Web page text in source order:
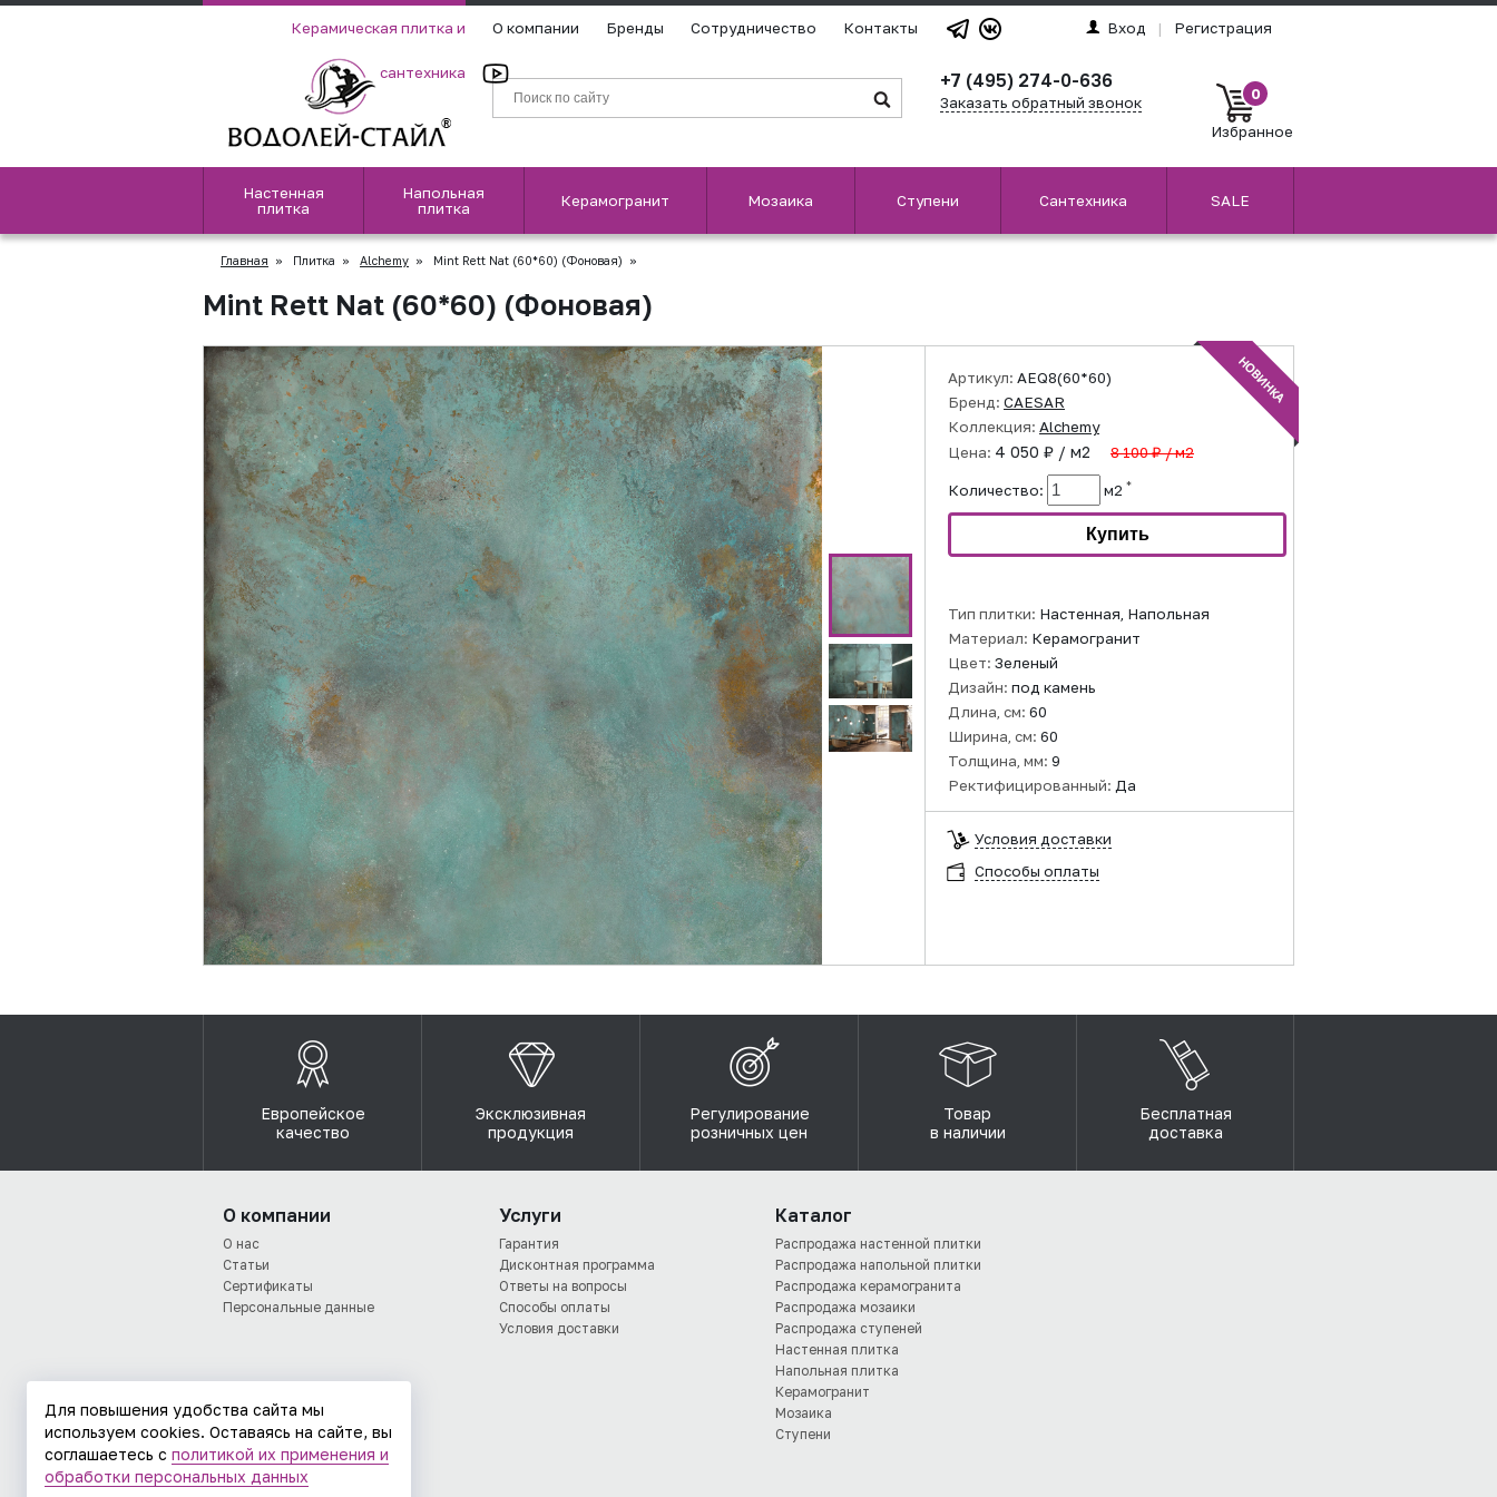
Керамическая плитка и
сантехника
О компании Бренды Сотрудничество Контакты Вход | Регистрация
+7 (495) 274-0-636
Заказать обратный звонок 0
Избранное
Настенная
плитка
Напольная
плитка
Керамогранит Мозаика Ступени Сантехника SALE
Главная » Плитка » Alchemy » Mint Rett Nat (60*60) (Фоновая) »
Mint Rett Nat (60*60) (Фоновая)
Артикул: AEQ8(60*60)
Бренд: CAESAR
Коллекция: Alchemy
Цена: 4 050 ₽ / м2 8 100 ₽ / м2
Количество: м2 *
Тип плитки: Настенная, Напольная
Материал: Керамогранит
Цвет: Зеленый
Дизайн: под камень
Длина, см: 60
Ширина, см: 60
Толщина, мм: 9
Ректифицированный: Да
Условия доставки
Способы оплаты
Европейское
качество
Эксклюзивная
продукция
Регулирование
розничных цен
Товар
в наличии
Бесплатная
доставка
О компании
О нас
Статьи
Сертификаты
Персональные данные
Услуги
Гарантия
Дисконтная программа
Ответы на вопросы
Способы оплаты
Условия доставки
Каталог
Распродажа настенной плитки
Распродажа напольной плитки
Распродажа керамогранита
Распродажа мозаики
Распродажа ступеней
Настенная плитка
Напольная плитка
Керамогранит
Мозаика
Ступени
Для повышения удобства сайта мы
используем cookies. Оставаясь на сайте, вы
соглашаетесь с политикой их применения и
обработки персональных данных